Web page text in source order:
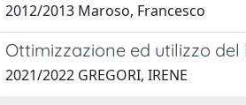
2012/2013 Maroso, Francesco
Ottimizzazione ed utilizzo
2021/2022 GREGORI, IRENE